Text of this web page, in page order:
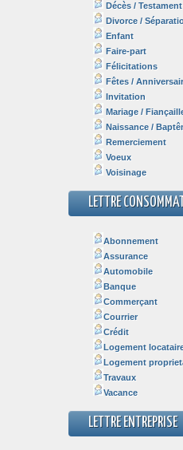
Décès / Testament
Divorce /
Enfant
Faire-part
Félicitations
Fêtes /
Invitation
Mariage /
Naissance /
Remerciement
Voeux
Voisinage
LETTRE
Abonnement
Assurance
Automobile
Banque
Commerçant
Courrier
Crédit
Logement
Logement
Travaux
Vacance
LETTRE ENTREPRISE